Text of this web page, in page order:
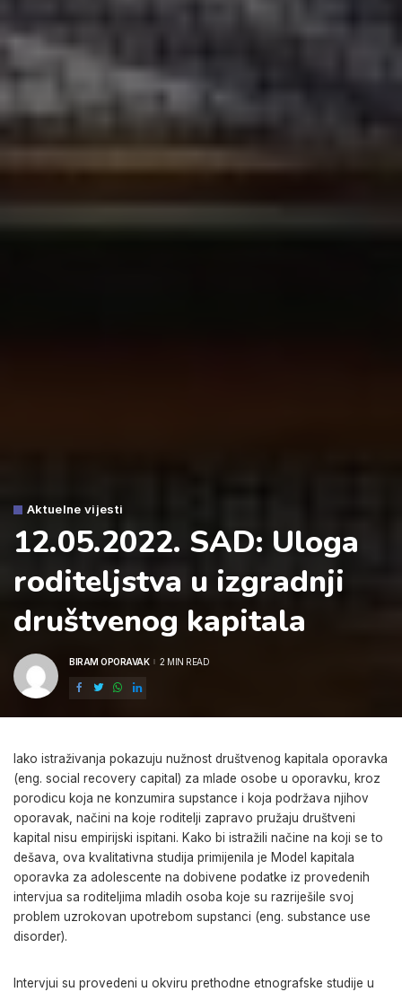
Aktuelne vijesti
12.05.2022. SAD: Uloga
roditeljstva u izgradnji
društvenog kapitala
POSTED
BIRAM OPORAVAK 2 MIN READ
Iako istraživanja pokazuju nužnost društvenog kapitala oporavka
(eng. social recovery capital) za mlade osobe u oporavku, kroz
porodicu koja ne konzumira supstance i koja podržava njihov
oporavak, načini na koje roditelji zapravo pružaju društveni
kapital nisu empirijski ispitani. Kako bi istražili načine na koji se to
dešava, ova kvalitativna studija primijenila je Model kapitala
oporavka za adolescente na dobivene podatke iz provedenih
intervjua sa roditeljima mladih osoba koje su razriješile svoj
problem uzrokovan upotrebom supstanci (eng. substance use
disorder).
Intervjui su provedeni u okviru prethodne etnografske studije u